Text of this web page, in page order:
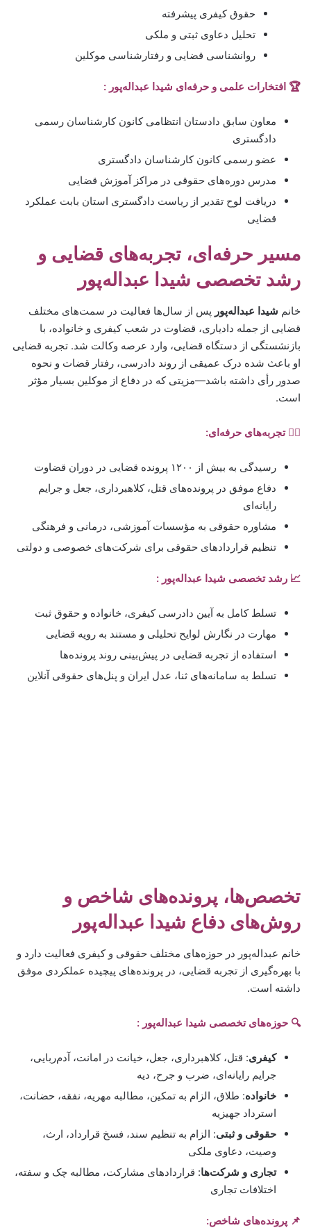
حقوق کیفری پیشرفته
تحلیل دعاوی ثبتی و ملکی
روانشناسی قضایی و رفتارشناسی موکلین
🏆 افتخارات علمی و حرفه‌ای شیدا عبداله‌پور :
معاون سابق دادستان انتظامی کانون کارشناسان رسمی
دادگستری
عضو رسمی کانون کارشناسان دادگستری
مدرس دوره‌های حقوقی در مراکز آموزش قضایی
دریافت لوح تقدیر از ریاست دادگستری استان بابت عملکرد
قضایی
مسیر حرفه‌ای، تجربه‌های قضایی و
رشد تخصصی شیدا عبداله‌پور
خانم شیدا عبداله‌پور پس از سال‌ها فعالیت در سمت‌های مختلف
قضایی از جمله دادیاری، قضاوت در شعب کیفری و خانواده، با
بازنشستگی از دستگاه قضایی، وارد عرصه وکالت شد. تجربه قضایی
او باعث شده درک عمیقی از روند دادرسی، رفتار قضات و نحوه
صدور رأی داشته باشد—مزیتی که در دفاع از موکلین بسیار مؤثر
است.
🧑‍⚖️ تجربه‌های حرفه‌ای:
رسیدگی به بیش از ۱۲۰۰ پرونده قضایی در دوران قضاوت
دفاع موفق در پرونده‌های قتل، کلاهبرداری، جعل و جرایم
رایانه‌ای
مشاوره حقوقی به مؤسسات آموزشی، درمانی و فرهنگی
تنظیم قراردادهای حقوقی برای شرکت‌های خصوصی و دولتی
📈 رشد تخصصی شیدا عبداله‌پور :
تسلط کامل به آیین دادرسی کیفری، خانواده و حقوق ثبت
مهارت در نگارش لوایح تحلیلی و مستند به رویه قضایی
استفاده از تجربه قضایی در پیش‌بینی روند پرونده‌ها
تسلط به سامانه‌های ثنا، عدل ایران و پنل‌های حقوقی آنلاین
تخصص‌ها، پرونده‌های شاخص و
روش‌های دفاع شیدا عبداله‌پور
خانم عبداله‌پور در حوزه‌های مختلف حقوقی و کیفری فعالیت دارد و
با بهره‌گیری از تجربه قضایی، در پرونده‌های پیچیده عملکردی موفق
داشته است.
🔍 حوزه‌های تخصصی شیدا عبداله‌پور :
کیفری: قتل، کلاهبرداری، جعل، خیانت در امانت، آدم‌ربایی،
جرایم رایانه‌ای، ضرب و جرح، دیه
خانواده: طلاق، الزام به تمکین، مطالبه مهریه، نفقه، حضانت،
استرداد جهیزیه
حقوقی و ثبتی: الزام به تنظیم سند، فسخ قرارداد، ارث،
وصیت، دعاوی ملکی
تجاری و شرکت‌ها: قراردادهای مشارکت، مطالبه چک و سفته،
اختلافات تجاری
📌 پرونده‌های شاخص: